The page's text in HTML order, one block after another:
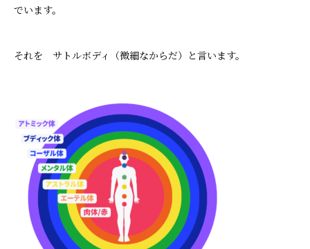
でいます。
それを サトルボディ（微細なからだ）と言います。